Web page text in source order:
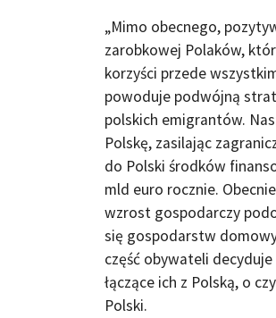
„Mimo obecnego,
zarobkowej Polaków,
korzyści przede
powoduje podwójną
polskich emigrantów.
Polskę, zasilając
do Polski środków
mld euro rocznie.
wzrost gospodarczy
się gospodarstw
część obywateli
łączące ich z Polską, o
Polski.